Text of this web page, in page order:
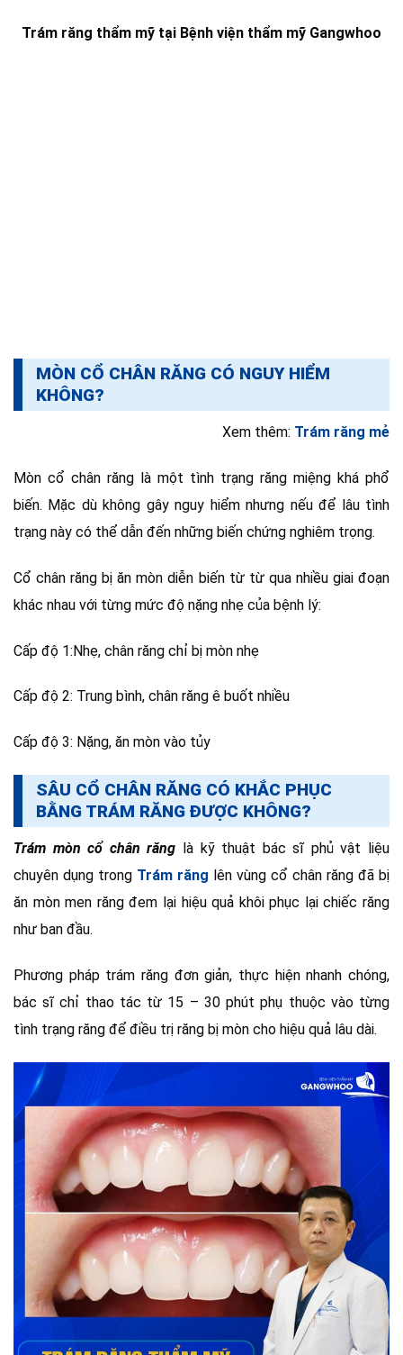
Trám răng thẩm mỹ tại Bệnh viện thẩm mỹ Gangwhoo
MÒN CỔ CHÂN RĂNG CÓ NGUY HIỂM
KHÔNG?
Xem thêm: Trám răng mẻ
Mòn cổ chân răng là một tình trạng răng miệng khá phổ
biến. Mặc dù không gây nguy hiểm nhưng nếu để lâu tình
trạng này có thể dẫn đến những biến chứng nghiêm trọng.
Cổ chân răng bị ăn mòn diễn biến từ từ qua nhiều giai đoạn
khác nhau với từng mức độ nặng nhẹ của bệnh lý:
Cấp độ 1:Nhẹ, chân răng chỉ bị mòn nhẹ
Cấp độ 2: Trung bình, chân răng ê buốt nhiều
Cấp độ 3: Nặng, ăn mòn vào tủy
SÂU CỔ CHÂN RĂNG CÓ KHẮC PHỤC
BẰNG TRÁM RĂNG ĐƯỢC KHÔNG?
Trám mòn cổ chân răng là kỹ thuật bác sĩ phủ vật liệu
chuyên dụng trong Trám răng lên vùng cổ chân răng đã bị
ăn mòn men răng đem lại hiệu quả khôi phục lại chiếc răng
như ban đầu.
Phương pháp trám răng đơn giản, thực hiện nhanh chóng,
bác sĩ chỉ thao tác từ 15 – 30 phút phụ thuộc vào từng
tình trạng răng để điều trị răng bị mòn cho hiệu quả lâu dài.